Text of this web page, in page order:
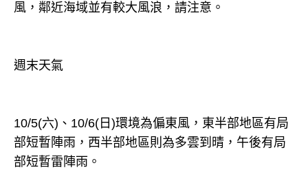
風，鄰近海域並有較大風浪，請注意。
週末天氣
10/5(六)、10/6(日)環境為偏東風，東半部地區有局
部短暫陣雨，西半部地區則為多雲到晴，午後有局
部短暫雷陣雨。